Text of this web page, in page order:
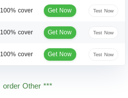
100% cover Get Now Test Now
100% cover Get Now Test Now
100% cover Get Now Test Now
order Other ***